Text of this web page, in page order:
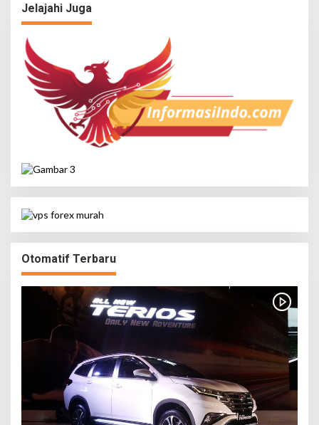
Jelajahi Juga
Otomatif Terbaru